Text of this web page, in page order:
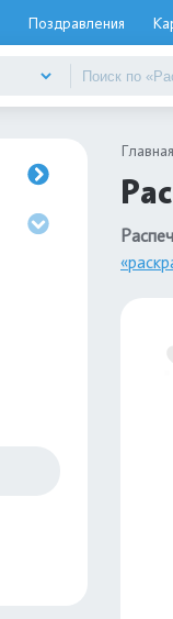
Поздравления
Главная